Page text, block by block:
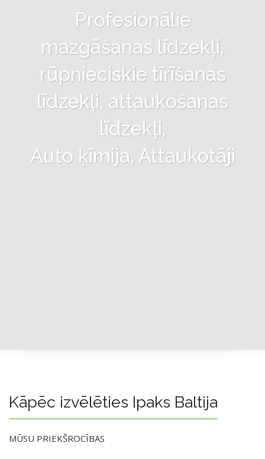
Profesionālie
mazgāšanas līdzekļi,
rūpnieciskie tīrīšanas
līdzekļi, attaukošanas
līdzekļi,
Auto ķīmija, Attaukotāji
Kāpēc izvēlēties Ipaks Baltija
MŪSU PRIEKŠROCĪBAS